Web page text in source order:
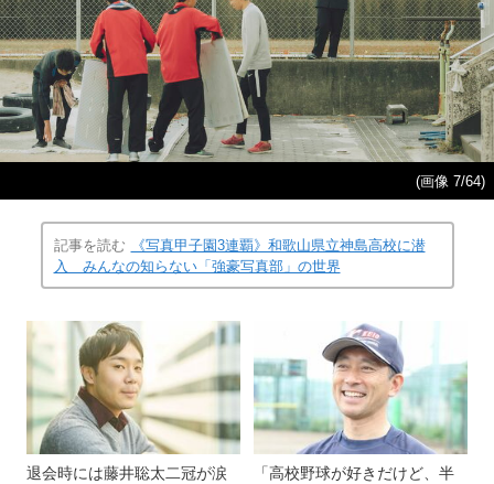
(画像 7/64)
記事を読む
《写真甲子園3連覇》和歌山県立神島高校に潜
入 みんなの知らない「強豪写真部」の世界
退会時には藤井聡太二冠が涙
「高校野球が好きだけど、半